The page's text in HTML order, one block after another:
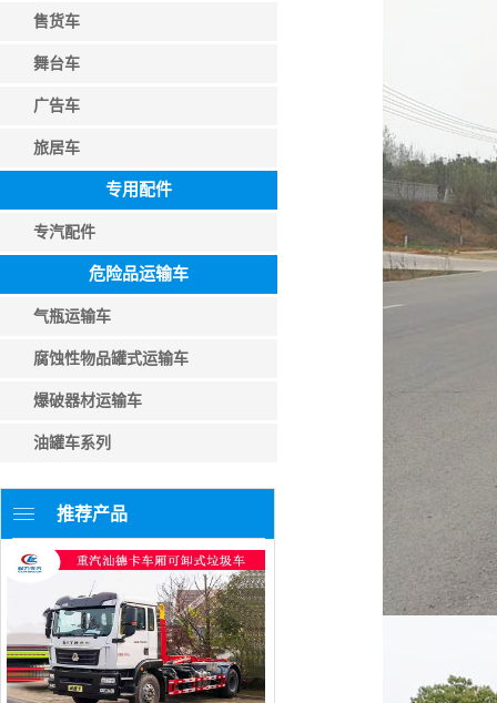
售货车
舞台车
广告车
旅居车
专用配件
专汽配件
危险品运输车
气瓶运输车
腐蚀性物品罐式运输车
爆破器材运输车
油罐车系列
推荐产品